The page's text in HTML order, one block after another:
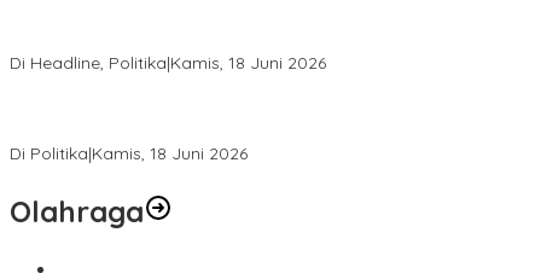
Di Headline, Politika|Kamis, 18 Juni 2026
Di Politika|Kamis, 18 Juni 2026
Olahraga